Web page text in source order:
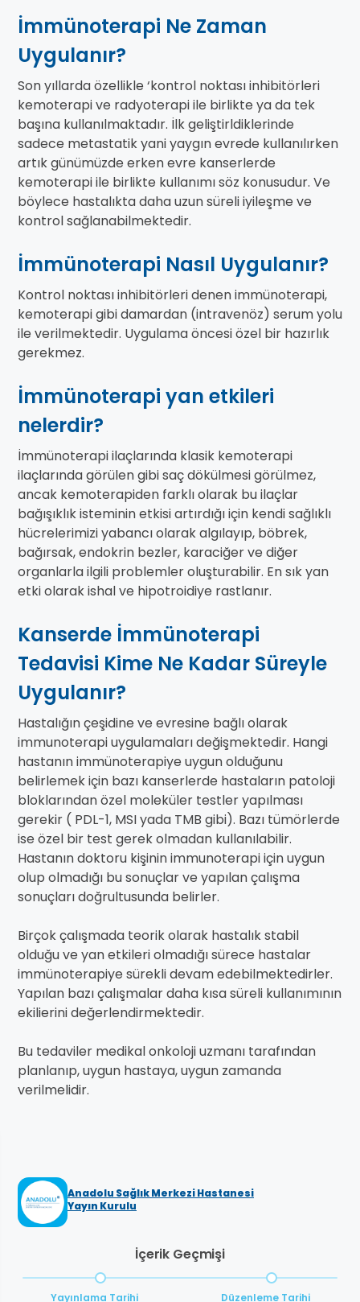
İmmünoterapi Ne Zaman
Uygulanır?
Son yıllarda özellikle ‘kontrol noktası inhibitörleri
kemoterapi ve radyoterapi ile birlikte ya da tek
başına kullanılmaktadır. İlk geliştirldiklerinde
sadece metastatik yani yaygın evrede kullanılırken
artık günümüzde erken evre kanserlerde
kemoterapi ile birlikte kullanımı söz konusudur. Ve
böylece hastalıkta daha uzun süreli iyileşme ve
kontrol sağlanabilmektedir.
İmmünoterapi Nasıl Uygulanır?
Kontrol noktası inhibitörleri denen immünoterapi,
kemoterapi gibi damardan (intravenöz) serum yolu
ile verilmektedir. Uygulama öncesi özel bir hazırlık
gerekmez.
İmmünoterapi yan etkileri
nelerdir?
İmmünoterapi ilaçlarında klasik kemoterapi
ilaçlarında görülen gibi saç dökülmesi görülmez,
ancak kemoterapiden farklı olarak bu ilaçlar
bağışıklık isteminin etkisi artırdığı için kendi sağlıklı
hücrelerimizi yabancı olarak algılayıp, böbrek,
bağırsak, endokrin bezler, karaciğer ve diğer
organlarla ilgili problemler oluşturabilir. En sık yan
etki olarak ishal ve hipotroidiye rastlanır.
Kanserde İmmünoterapi
Tedavisi Kime Ne Kadar Süreyle
Uygulanır?
Hastalığın çeşidine ve evresine bağlı olarak
immunoterapi uygulamaları değişmektedir. Hangi
hastanın immünoterapiye uygun olduğunu
belirlemek için bazı kanserlerde hastaların patoloji
bloklarından özel moleküler testler yapılması
gerekir ( PDL-1, MSI yada TMB gibi). Bazı tümörlerde
ise özel bir test gerek olmadan kullanılabilir.
Hastanın doktoru kişinin immunoterapi için uygun
olup olmadığı bu sonuçlar ve yapılan çalışma
sonuçları doğrultusunda belirler.
Birçok çalışmada teorik olarak hastalık stabil
olduğu ve yan etkileri olmadığı sürece hastalar
immünoterapiye sürekli devam edebilmektedirler.
Yapılan bazı çalışmalar daha kısa süreli kullanımının
ekilierini değerlendirmektedir.
Bu tedaviler medikal onkoloji uzmanı tarafından
planlanıp, uygun hastaya, uygun zamanda
verilmelidir.
Anadolu Sağlık Merkezi Hastanesi
Yayın Kurulu
İçerik Geçmişi
Yayınlama Tarihi Düzenleme Tarihi